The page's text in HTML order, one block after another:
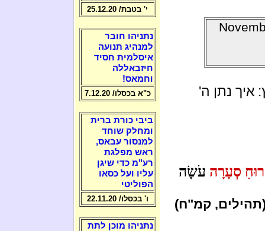
איך נתן ה'
רוּחַ סְעָרָה עֹשָׂה
קמ"ח)
י' בטבת/ 25.12.20
נתניהו חובר
למנהיג תנועה
איסלמית חסיד
חיזבאללה
וחמאס!
כ"א בכסלו/ 7.12.20
ביבי כורת ברית
ומחלק שוחד
למנסור עבאס,
ראש מפלגת
רע"מ כדי שיגן
עליו ועל כסאו
הפוליטי
ו' בכסלו/ 22.11.20
נתניהו מוכן לתת